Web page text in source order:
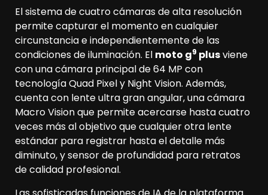
El sistema de cuatro cámaras de alta resolución
permite capturar el momento en cualquier
circunstancia e independientemente de las
condiciones de iluminación. El moto g9 plusviene
con una cámara principal de 64 MP con
tecnología Quad Pixel y Night Vision. Además,
cuenta con lente ultra gran angular, una cámara
Macro Vision que permite acercarse hasta cuatro
veces más al objetivo que cualquier otra lente
estándar para registrar hasta el detalle más
diminuto, y sensor de profundidad para retratos
de calidad profesional.